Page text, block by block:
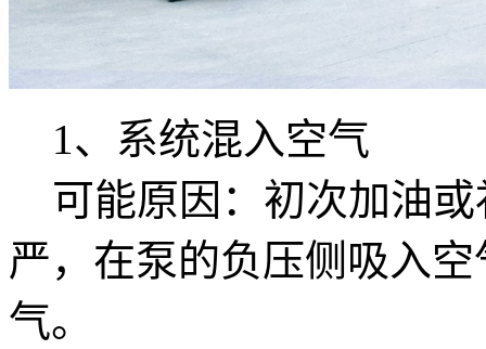
1、系统混入空气
可能原因：初次加油或
严，在泵的负压侧吸入
气。